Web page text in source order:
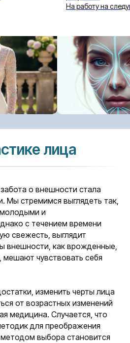
На работу на
лица
о внешности стала
Мы стремимся выглядеть так,
молодыми и
с течением времени
свежесть, выглядит
внешности, как врожденные,
мешают чувствовать себя
изменить черты лица
от возрастных изменений
медицина. Случается, что
для преображения
выбора становится